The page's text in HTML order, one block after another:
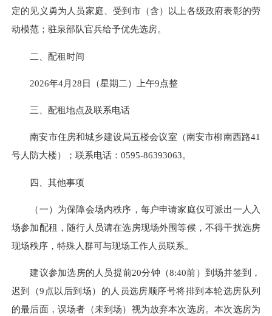
定的见义勇为人员家庭、受到市（含）以上各级政府表彰的劳
动模范；驻泉部队官兵给予优先选房。
二、配租时间
2026年4月28日（星期二）上午9点整
三、配租地点及联系电话
南安市住房和城乡建设局五楼会议室（南安市柳南西路41
号人防大楼）；联系电话： 0595-86393063。
四、其他事项
（一）为保障会场内秩序，每户申请家庭仅可派出一人入
场参加配租，随行人员请在选房现场外围等候，不得干扰选房
现场秩序，特殊人群可与现场工作人员联系。
建议参加选房的人员提前20分钟（8:40前）到场并签到，
迟到（9点以后到场）的人员选房顺序号将排到本轮选房队列
的最后面，误场者（未到场）视为放弃本次选房。本次选房为